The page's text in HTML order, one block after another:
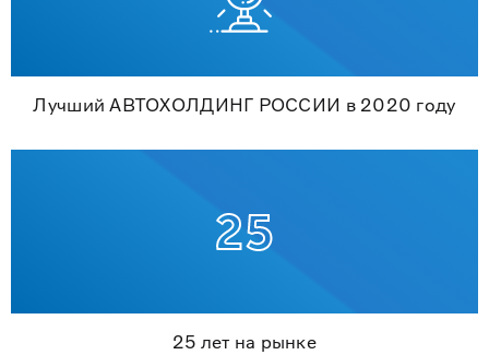
Лучший АВТОХОЛДИНГ РОССИИ в 2020 году
25 лет на рынке